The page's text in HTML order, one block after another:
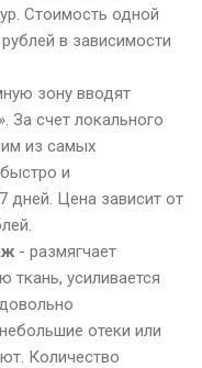
Стоимость одной
в зависимости
зону вводят
За счет локального
из самых
и
дней. Цена зависит от
- размягчает
ткань, усиливается
отеки или
Количество